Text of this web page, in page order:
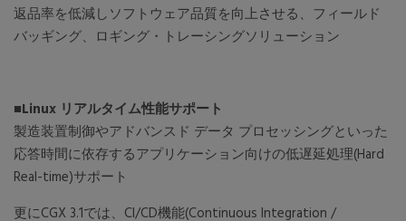
返品率を低減しソフトウェア品質を向上させる、フィールド
バッギング、ロギング・トレーシングソリューション
■Linux リアルタイム性能サポート
製造装置制御やアドバンスド データ プロセッシングといった
応答時間に依存するアプリケーション向けの低遅延処理(Hard
Real-time)サポート
更にCGX 3.1では、CI/CD機能(Continuous Integration /